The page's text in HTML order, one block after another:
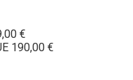
€
190,00 €